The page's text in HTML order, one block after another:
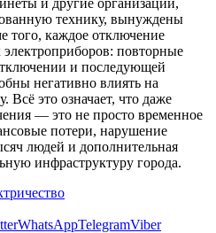
технику, вынуждены
того, каждое отключение
электроприборов: повторные
и последующей
негативно влиять на
Всё это означает, что даже
— это не просто временное
потери, нарушение
людей и дополнительная
инфраструктуру города.
WhatsAppTelegramViber